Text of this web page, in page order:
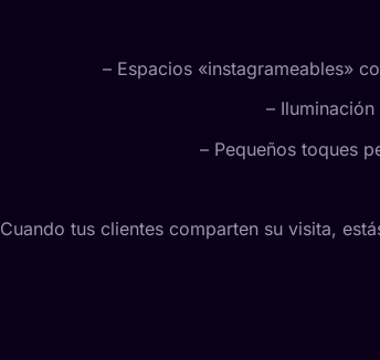
– Espacios «instagrameables»
–
– Pequeños toques
Cuando tus clientes comparten su visita,